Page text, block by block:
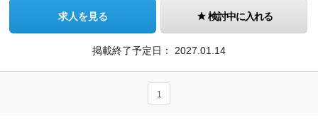
求人を見る 検討中に入れる
掲載終了予定日： 2027.01.14
1